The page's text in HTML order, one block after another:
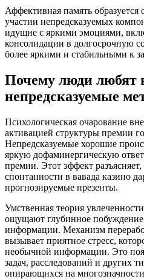
Аффективная память образуется
участии непредсказуемых
идущие с яркими эмоциями,
консолидации в долгосрочную
более яркими и стабильными к
Почему люди любят
непредсказуемые
Психологическая очарование
активацией структуры премии
Непредсказуемые хорошие
яркую дофаминергическую
премии. Этот эффект
спонтанности в вавада казино
прогнозируемые презенты.
Умственная теория
ощущают глубинное побуждение
информации. Механизм
вызывает приятное стресс,
необычной информации. Это
задач, расследований и других
опирающихся на